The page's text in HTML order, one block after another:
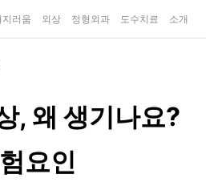
지러움 외상 정형외과 도수치료 소개
, 왜 생기나요?
요인